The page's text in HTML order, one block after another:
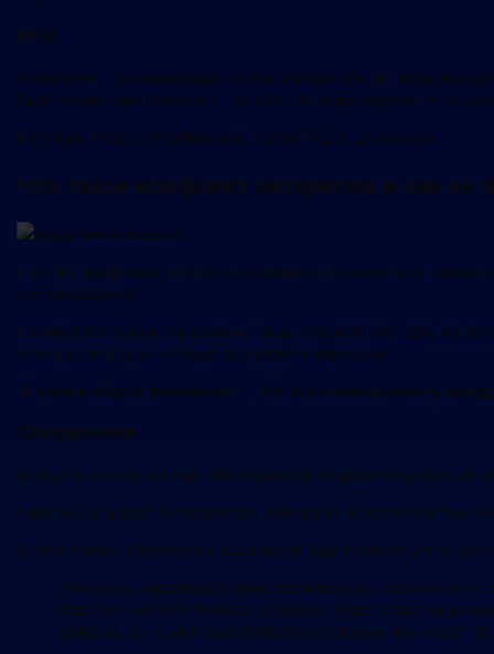
Итог
Конфликты – составляющая любых отношений, где люди
быть только один оппонент – он сам. Но когда строятся
Источник:
http://PsyMedCare.ru/konflikt-interesov
Что такое конфликт интересов и как ее
Понятие конфликта интересов появилось относительно
урегулированию.
Понимается термин по-разному, ведь определение ново, часто
спорные ситуации, которые возникают у служащих.
В самом общем понимании — это несогласованность
Определение
В общем понимании под этим термином подразумевается, что
Явление вызывает беспокойство, человек не в состоянии
В этом случае обязательно чаша весов будет склоняться то в
Ситуации, характеризующие противоречия, возникают не
ведение частного бизнеса. В случае, когда владелец
область, но не учитывая потребности других, возникает